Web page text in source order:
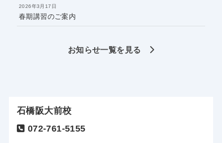
2026年3月17日
春期講習のご案内
お知らせ一覧を見る
石橋阪大前校
072-761-5155